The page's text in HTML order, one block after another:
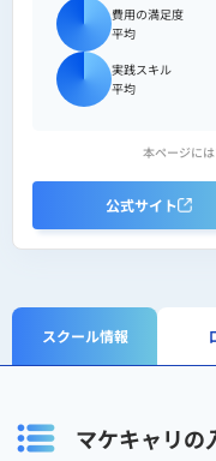
費用の満足度
平均
実践スキル
平均
本ページに
公式サイト
スクール情報
マケキャリの